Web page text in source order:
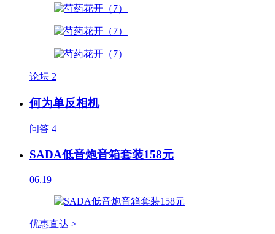
论坛 2
何为单反相机
问答 4
SADA低音炮音箱套装158元
06.19
优惠直达 >